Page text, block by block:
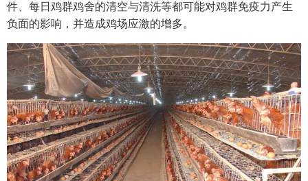
件、每日鸡群鸡舍的清空与清洗等都可能对鸡群免疫力产生
负面的影响，并造成鸡场应激的增多。